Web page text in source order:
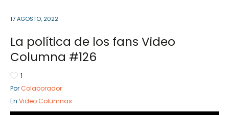
Servicios
17 AGOSTO, 2022
La política de los fans Video
Columna #126
1
Por Colaborador
En Video Columnas